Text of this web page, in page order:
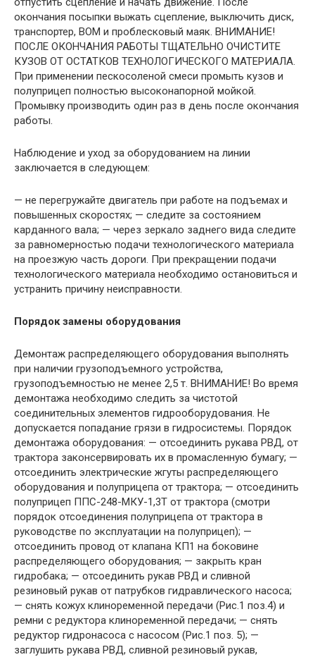
окончания посыпки выжать сцепление, выключить диск,
транспортер, ВОМ и проблесковый маяк. ВНИМАНИЕ!
ПОСЛЕ ОКОНЧАНИЯ РАБОТЫ ТЩАТЕЛЬНО ОЧИСТИТЕ
КУЗОВ ОТ ОСТАТКОВ ТЕХНОЛОГИЧЕСКОГО МАТЕРИАЛА.
При применении пескосоленой смеси промыть кузов и
полуприцеп полностью высоконапорной мойкой.
Промывку производить один раз в день после окончания
работы.
Наблюдение и уход за оборудованием на линии
заключается в следующем:
— не перегружайте двигатель при работе на подъемах и
повышенных скоростях; — следите за состоянием
карданного вала; — через зеркало заднего вида следите
за равномерностью подачи технологического материала
на проезжую часть дороги. При прекращении подачи
технологического материала необходимо остановиться и
устранить причину неисправности.
Порядок замены оборудования
Демонтаж распределяющего оборудования выполнять
при наличии грузоподъемного устройства,
грузоподъемностью не менее 2,5 т. ВНИМАНИЕ! Во время
демонтажа необходимо следить за чистотой
соединительных элементов гидрооборудования. Не
допускается попадание грязи в гидросистемы. Порядок
демонтажа оборудования: — отсоединить рукава РВД, от
трактора законсервировать их в промасленную бумагу; —
отсоединить электрические жгуты распределяющего
оборудования и полуприцепа от трактора; — отсоединить
полуприцеп ППС-248-МКУ-1,3Т от трактора (смотри
порядок отсоединения полуприцепа от трактора в
руководстве по эксплуатации на полуприцеп); —
отсоединить провод от клапана КП1 на боковине
распределяющего оборудования; — закрыть кран
гидробака; — отсоединить рукав РВД и сливной
резиновый рукав от патрубков гидравлического насоса;
— снять кожух клиноременной передачи (Рис.1 поз.4) и
ремни с редуктора клиноременной передачи; — снять
редуктор гидронасоса с насосом (Рис.1 поз. 5); —
заглушить рукава РВД, сливной резиновый рукав,